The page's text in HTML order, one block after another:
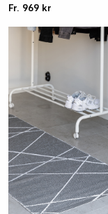
Fr. 969 kr